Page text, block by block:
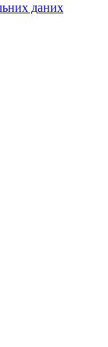
даних